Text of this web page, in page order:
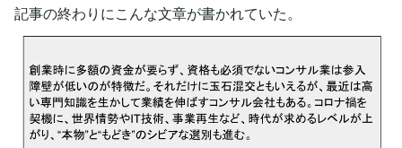
記事の終わりにこんな文章が書かれていた。